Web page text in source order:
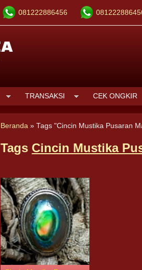
081222886456
TRANSAKSI CEK ONGKIR
Beranda »Tags "Cincin Mustika Pusaran
Tags Cincin Mustika